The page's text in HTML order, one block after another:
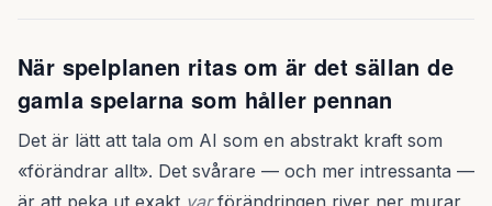
När spelplanen ritas om är det sällan de
gamla spelarna som håller pennan
Det är lätt att tala om AI som en abstrakt kraft som
«förändrar allt». Det svårare — och mer intressanta —
är att peka ut exakt varförändringen river ner murar